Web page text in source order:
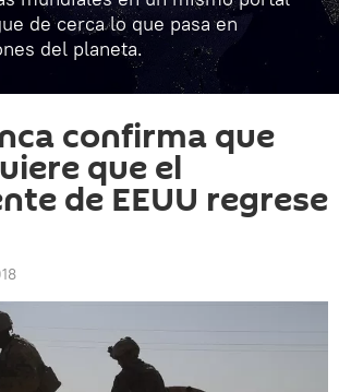
de cerca lo que pasa en
del planeta.
confirma que
que el
de EEUU regrese